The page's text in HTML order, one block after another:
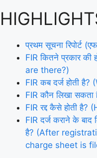
प्रथम सूचना रिपोर्ट
FIR कितने प्रकार
are there?)
FIR कब दर्ज होती
FIR कौन लिखा
FIR रद्द कैसे होती
FIR दर्ज कराने के बाद
है? (After
charge sheet is